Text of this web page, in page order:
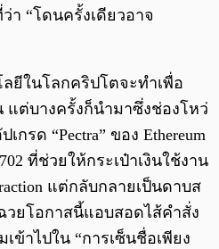
า “โดนครั้งเดียวอาจ
ยีในโลกคริปโตจะทำเพื่อ
ต่บางครั้งก็นำมาซึ่งช่องโหว่
กรด “Pectra” ของ Ethereum
ที่ช่วยให้กระเป๋าเงินใช้งาน
แต่กลับกลายเป็นดาบส
วยโอกาสนี้แอบสอดไส้คำสั่ง
ข้าไปใน “การเซ็นชื่อเพียง